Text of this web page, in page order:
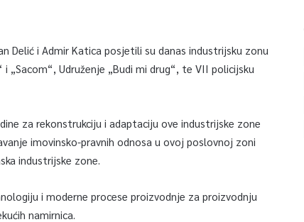
Delić i Admir Katica posjetili su danas industrijsku zonu
„Sacom“, Udruženje „Budi mi drug“, te VII policijsku
za rekonstrukciju i adaptaciju ove industrijske zone
imovinsko-pravnih odnosa u ovoj poslovnoj zoni
industrijske zone.
i moderne procese proizvodnje za proizvodnju
namirnica.